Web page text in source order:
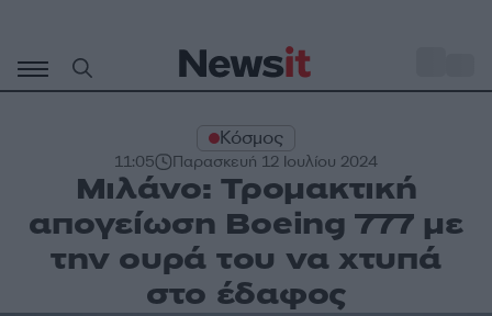
περιεχόμενο
Κόσμος
11:05 Παρασκευή 12 Ιουλίου 2024
Μιλάνο: Τρομακτική
απογείωση Boeing 777 με
την ουρά του να χτυπά
στο έδαφος